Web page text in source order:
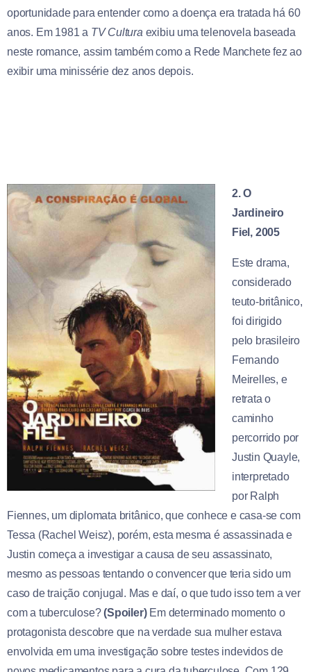
oportunidade para entender como a doença era tratada há 60
anos. Em 1981 a TV Cultura exibiu uma telenovela baseada
neste romance, assim também como a Rede Manchete fez ao
exibir uma minissérie dez anos depois.
2. O
Jardineiro
Fiel, 2005
Este drama,
considerado
teuto-britânico,
foi dirigido
pelo brasileiro
Fernando
Meirelles, e
retrata o
caminho
percorrido por
Justin Quayle,
interpretado
por Ralph
Fiennes, um diplomata britânico, que conhece e casa-se com
Tessa (Rachel Weisz), porém, esta mesma é assassinada e
Justin começa a investigar a causa de seu assassinato,
mesmo as pessoas tentando o convencer que teria sido um
caso de traição conjugal. Mas e daí, o que tudo isso tem a ver
com a tuberculose?(Spoiler)Em determinado momento o
protagonista descobre que na verdade sua mulher estava
envolvida em uma investigação sobre testes indevidos de